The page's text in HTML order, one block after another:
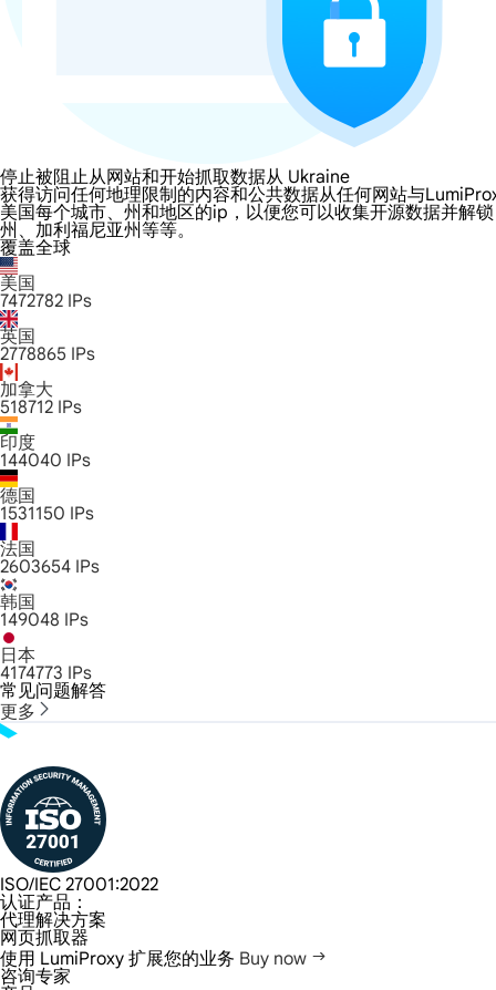
停止被阻止从网站和开始抓取数据从 Ukraine
获得访问任何地理限制的内容和公共数据从任何网站与
美国每个城市、州和地区的ip，以便您可以收集开源数据并解
州、加利福尼亚州等等。
覆盖全球
美国
7472782 IPs
英国
2778865 IPs
加拿大
518712 IPs
印度
144040 IPs
德国
1531150 IPs
法国
2603654 IPs
韩国
149048 IPs
日本
4174773 IPs
常见问题解答
更多
ISO/IEC 27001:2022
认证产品：
代理解决方案
网页抓取器
使用 LumiProxy 扩展您的业务 Buy now
咨询专家